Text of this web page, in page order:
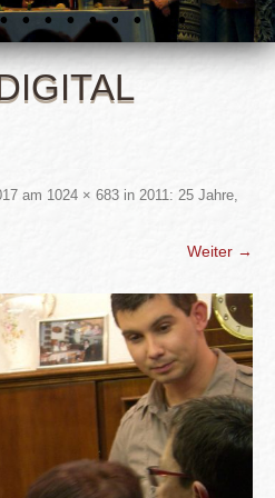
am 1024 × 683 in 2011: 25 Jahre,
Weiter →